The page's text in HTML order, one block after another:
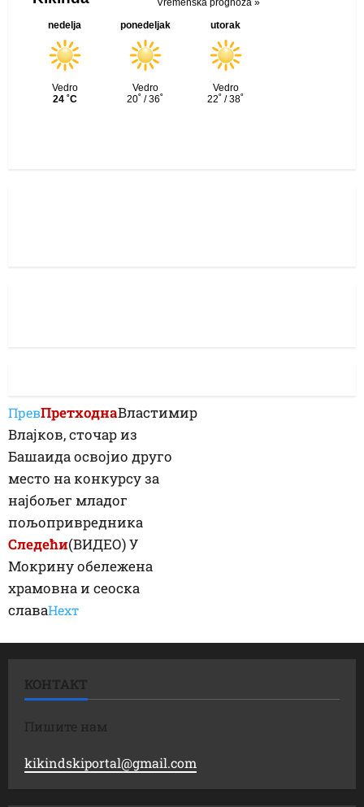
ПревПретходнаВластимир
Влајков, сточар из
Башаида освојио друго
место на конкурсу за
најбољег младог
пољопривредника
Следећи(ВИДЕО) У
Мокрину обележена
храмовна и сеоска
славаНеxт
КОНТАКТ
Пишите нам
kikindskiportal@gmail.com